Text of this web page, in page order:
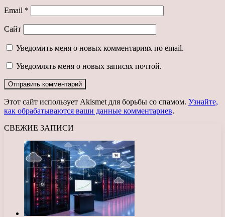
Email *
Сайт
Уведомить меня о новых комментариях по email.
Уведомлять меня о новых записях почтой.
Этот сайт использует Akismet для борьбы со спамом. Узнайте,
как обрабатываются ваши данные комментариев.
СВЕЖИЕ ЗАПИСИ